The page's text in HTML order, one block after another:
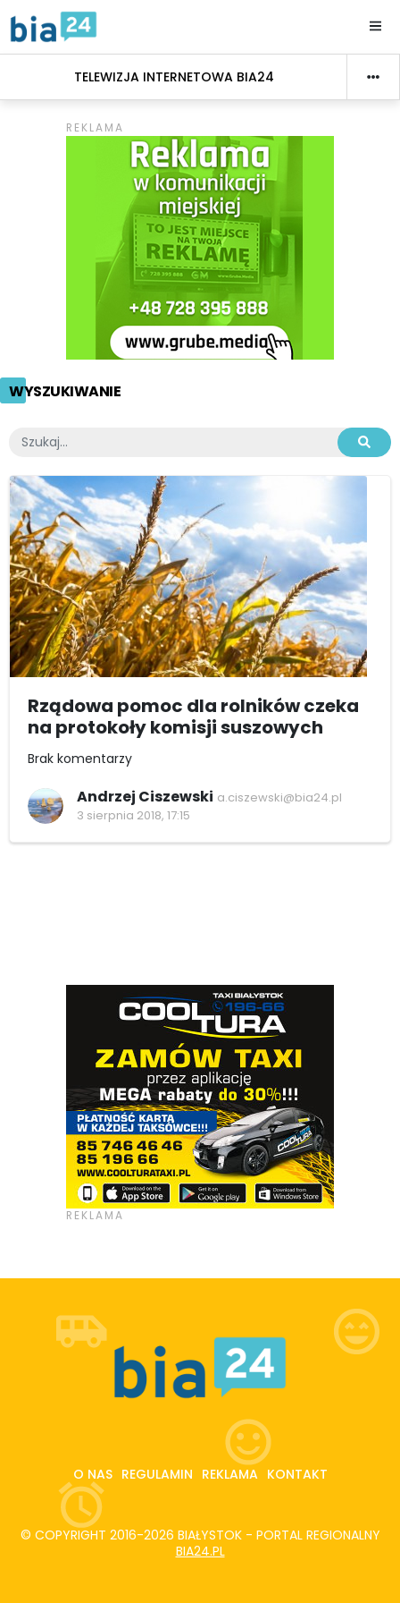
TELEWIZJA INTERNETOWA BIA24
WYSZUKIWANIE
Rządowa pomoc dla rolników czeka
na protokoły komisji suszowych
Brak komentarzy
Andrzej Ciszewski a.ciszewski@bia24.pl
3 sierpnia 2018, 17:15
O NAS REGULAMIN REKLAMA KONTAKT
© COPYRIGHT 2016-2026 BIAŁYSTOK - PORTAL REGIONALNY
BIA24.PL